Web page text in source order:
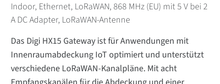
Indoor, Ethernet, LoRaWAN, 868 MHz (EU) mit 5 V bei 2
A DC Adapter, LoRaWAN-Antenne
Das Digi HX15 Gateway ist für Anwendungen mit
Innenraumabdeckung IoT optimiert und unterstützt
verschiedene LoRaWAN-Kanalpläne. Mit acht